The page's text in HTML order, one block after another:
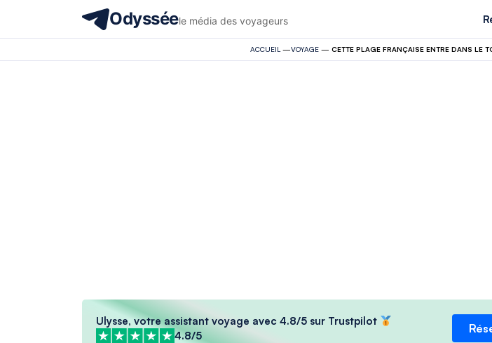
Odysséele média des voyageurs
ACCUEIL —VOYAGE — CETTE PLAGE FRANÇAISE ENTRE DANS LE
Ulysse, votre assistant voyage avec 4.8/5 sur Trustpilot
4.8/5